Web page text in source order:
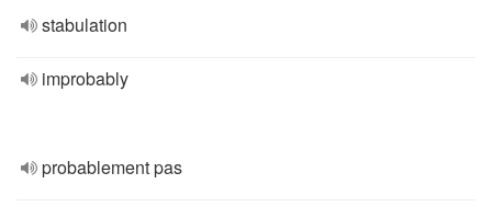
stabulation
improbably
probablement pas